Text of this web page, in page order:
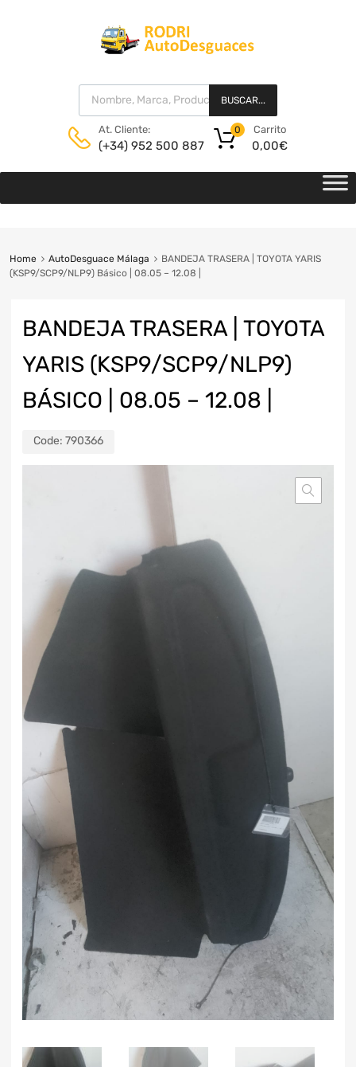
BUSCAR...
At. Cliente:
(+34) 952 500 887
Carrito
0,00€
0
Home AutoDesguace Málaga
BANDEJA TRASERA | TOYOTA YARIS
(KSP9/SCP9/NLP9) Básico | 08.05 – 12.08 |
BANDEJA TRASERA | TOYOTA
YARIS (KSP9/SCP9/NLP9)
BÁSICO | 08.05 – 12.08 |
Code: 790366